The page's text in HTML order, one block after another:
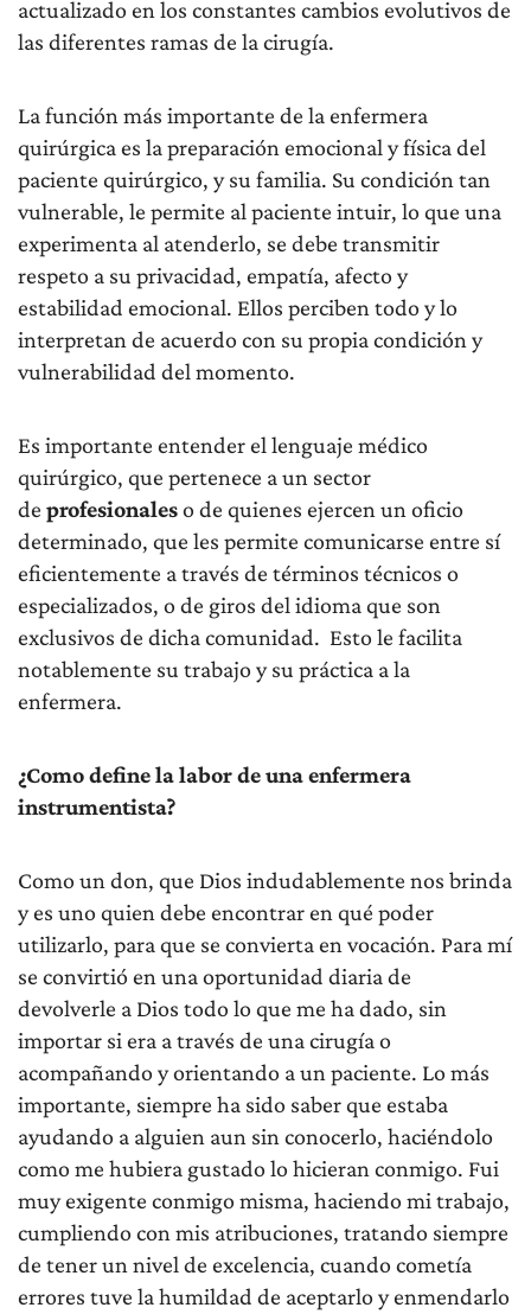
actualizado en los constantes cambios evolutivos de
las diferentes ramas de la cirugía.
La función más importante de la enfermera
quirúrgica es la preparación emocional y física del
paciente quirúrgico, y su familia. Su condición tan
vulnerable, le permite al paciente intuir, lo que una
experimenta al atenderlo, se debe transmitir
respeto a su privacidad, empatía, afecto y
estabilidad emocional. Ellos perciben todo y lo
interpretan de acuerdo con su propia condición y
vulnerabilidad del momento.
Es importante entender el lenguaje médico
quirúrgico, que pertenece a un sector
de profesionaleso de quienes ejercen un oficio
determinado, que les permite comunicarse entre sí
eficientemente a través de términos técnicos o
especializados, o de giros del idioma que son
exclusivos de dicha comunidad. Esto le facilita
notablemente su trabajo y su práctica a la
enfermera.
¿Como define la labor de una enfermera
instrumentista?
Como un don, que Dios indudablemente nos brinda
y es uno quien debe encontrar en qué poder
utilizarlo, para que se convierta en vocación. Para mí
se convirtió en una oportunidad diaria de
devolverle a Dios todo lo que me ha dado, sin
importar si era a través de una cirugía o
acompañando y orientando a un paciente. Lo más
importante, siempre ha sido saber que estaba
ayudando a alguien aun sin conocerlo, haciéndolo
como me hubiera gustado lo hicieran conmigo. Fui
muy exigente conmigo misma, haciendo mi trabajo,
cumpliendo con mis atribuciones, tratando siempre
de tener un nivel de excelencia, cuando cometía
errores tuve la humildad de aceptarlo y enmendarlo